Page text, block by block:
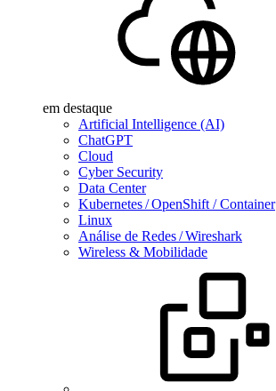
em destaque
Artificial Intelligence (AI)
ChatGPT
Cloud
Cyber Security
Data Center
Kubernetes / OpenShift / Container
Linux
Análise de Redes / Wireshark
Wireless & Mobilidade